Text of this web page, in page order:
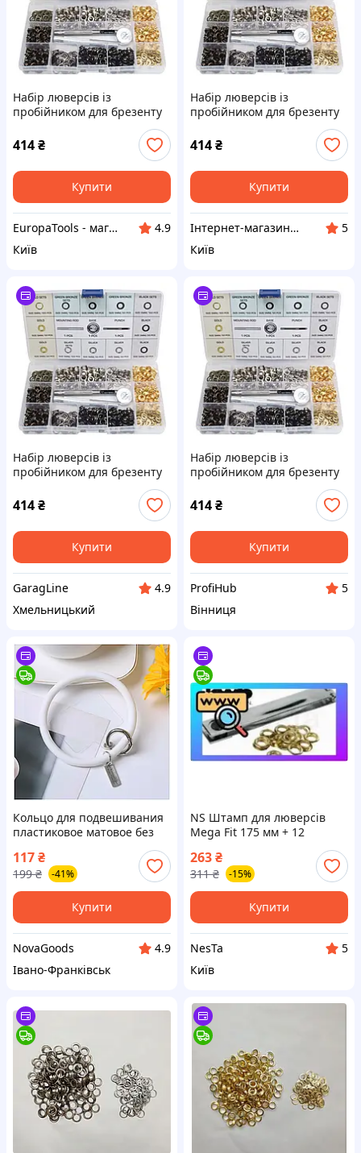
Набір люверсів із
пробійником для брезенту
5 мм 403 од. ASTA A-TC546
414₴
Купити
EuropaTools - магазин
4.9
Київ
Набір люверсів із
пробійником для брезенту
5 мм 403 од. ASTA A-TC546
414₴
Купити
Інтернет-магазин UKaTools
5
Київ
Набір люверсів із
пробійником для брезенту
5 мм 403 од. ASTA A-TC546
414₴
Купити
GaragLine
4.9
Хмельницький
Набір люверсів із
пробійником для брезенту
5 мм 403 од. ASTA A-TC546
414₴
Купити
ProfiHub
5
Вінниця
Кольцо для подвешивания
пластиковое матовое без
використання в побуті
White. NB-4389
117₴
199 ₴ -41%
Купити
NovaGoods
4.9
Івано-Франківськ
NS Штамп для люверсів
Mega Fit 175 мм + 12
9297-16 Nes22/Q
263₴
311 ₴ -15%
Купити
NesTa
5
Київ